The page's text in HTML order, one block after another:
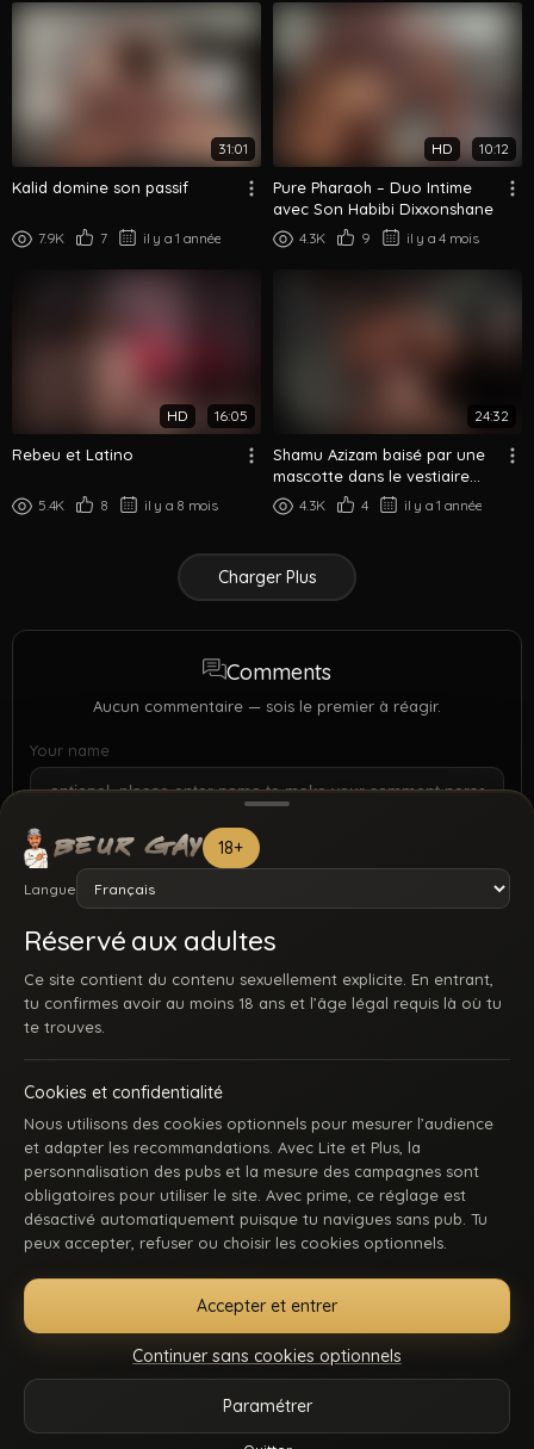
18+
Langue
Réservé aux adultes
Ce site contient du contenu sexuellement explicite. En entrant,
tu confirmes avoir au moins 18 ans et l’âge légal requis là où tu
te trouves.
Cookies et confidentialité
Nous utilisons des cookies optionnels pour mesurer l’audience
et adapter les recommandations. Avec Lite et Plus, la
personnalisation des pubs et la mesure des campagnes sont
obligatoires pour utiliser le site. Avec prime, ce réglage est
désactivé automatiquement puisque tu navigues sans pub. Tu
peux accepter, refuser ou choisir les cookies optionnels.
Accepter et entrer
Continuer sans cookies optionnels
Paramétrer
31:01
Kalid domine son passif
7.9K 7 il y a 1 année
HD 10:12
Pure Pharaoh – Duo Intime
avec Son Habibi Dixxonshane
4.3K 9 il y a 4 mois
HD 16:05
Rebeu et Latino
5.4K 8 il y a 8 mois
24:32
Shamu Azizam baisé par une
mascotte dans le vestiaire
d'un match
4.3K 4 il y a 1 année
Charger Plus
Comments
Aucun commentaire — sois le premier à réagir.
Your name
ACCUEIL INSCRIPTION SE CONNECTER SUPPORT / CONTACT
CONDITIONS D’UTILISATION
DMCA 18 U.S.C. 2257
GÉRER MES COOKIES
La première communauté en ligne dédiée au porno gay beur et métissé : des
keums du bled, des rebeus bien montés, des lascars actifs, des passifs
affamés, et du sexe hard comme tu kiffes. Pose-toi, mate, et régale-toi. Balance-